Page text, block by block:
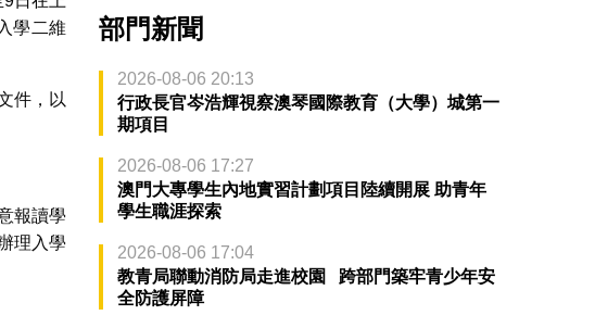
學二維
件，以
報讀學
理入學
部門新聞
2026-08-06 20:13
行政長官岑浩輝視察澳琴國際教育（大學）城第一
期項目
2026-08-06 17:27
澳門大專學生內地實習計劃項目陸續開展 助青年
學生職涯探索
2026-08-06 17:04
教青局聯動消防局走進校園 跨部門築牢青少年安
全防護屏障